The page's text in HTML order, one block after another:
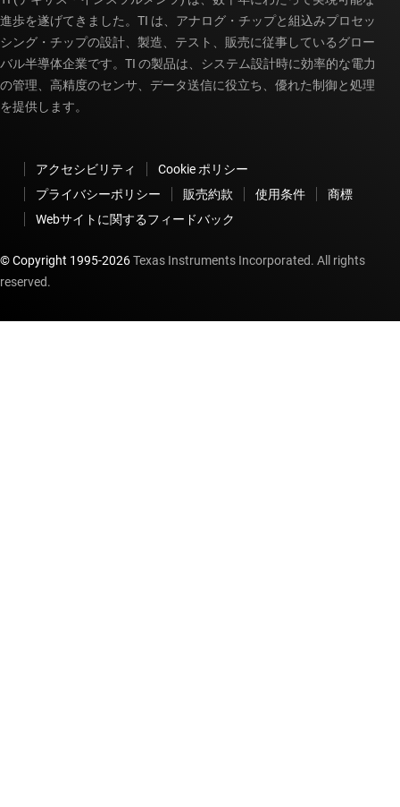
進歩を遂げてきました。TI は、アナログ・チップと組込みプロセッ
シング・チップの設計、製造、テスト、販売に従事しているグロー
バル半導体企業です。TI の製品は、システム設計時に効率的な電力
の管理、高精度のセンサ、データ送信に役立ち、優れた制御と処理
を提供します。
アクセシビリティ
Cookie ポリシー
プライバシーポリシー
販売約款 使用条件
商標
Webサイトに関するフィードバック
© Copyright 1995-2026Texas Instruments Incorporated. All rights
reserved.